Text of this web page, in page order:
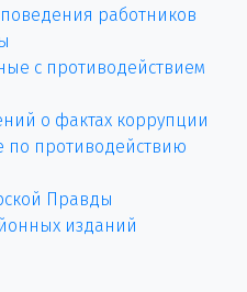
работников
с противодействием
о фактах коррупции
по противодействию
Правды
изданий